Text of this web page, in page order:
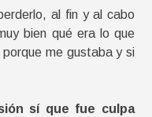
al fin y al cabo
bien qué era lo que
me gustaba y si
sí que fue culpa